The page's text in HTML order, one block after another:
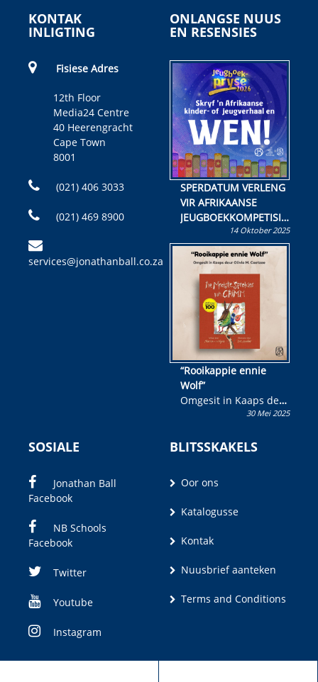
KONTAK
INLIGTING
Fisiese Adres
12th Floor
Media24 Centre
40 Heerengracht
Cape Town
8001
(021) 406 3033
(021) 469 8900
services@jonathanball.co.za
ONLANGSE NUUS
EN RESENSIES
SPERDATUM VERLENG
VIR AFRIKAANSE
JEUGBOEKKOMPETISIE
Skryf ’n jeugboek of
kinderboek en staan ’n
kans om R50 000 te
wen!
14 Oktober 2025
“Rooikappie ennie
Wolf”
Omgesit in Kaaps deur
Olivia M. Coetzee30 Mei 2025
SOSIALE
Jonathan Ball
Facebook
NB Schools
Facebook
Twitter
Youtube
Instagram
BLITSSKAKELS
Oor ons
Katalogusse
Kontak
Nuusbrief aanteken
Terms and Conditions